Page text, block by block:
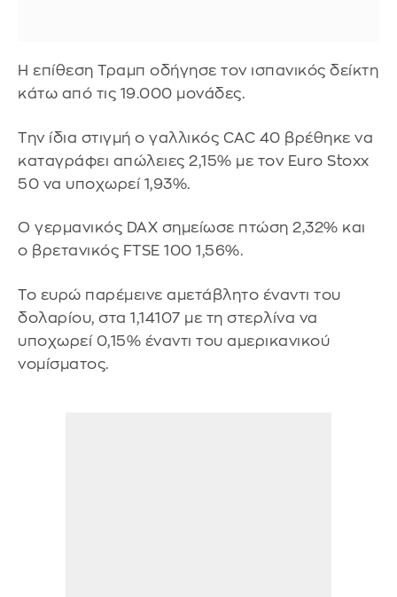
Η επίθεση Τραμπ οδήγησε τον ισπανικός δείκτη
κάτω από τις 19.000 μονάδες.
Την ίδια στιγμή ο γαλλικός CAC 40 βρέθηκε να
καταγράφει απώλειες 2,15% με τον Euro Stoxx
50 να υποχωρεί 1,93%.
Ο γερμανικός DAX σημείωσε πτώση 2,32% και
ο βρετανικός FTSE 100 1,56%.
Το ευρώ παρέμεινε αμετάβλητο έναντι του
δολαρίου, στα 1,14107 με τη στερλίνα να
υποχωρεί 0,15% έναντι του αμερικανικού
νομίσματος.